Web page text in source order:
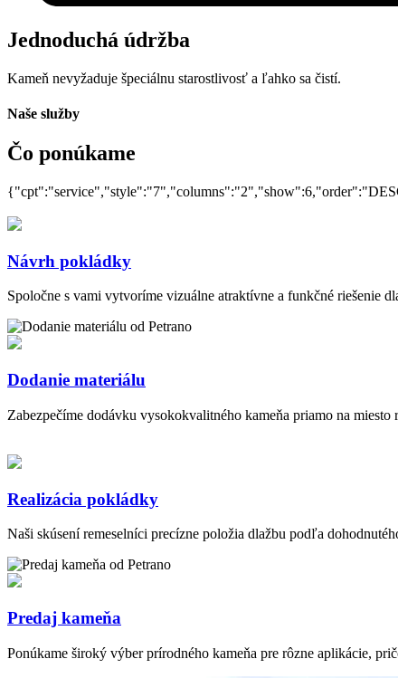
Jednoduchá údržba
Kameň nevyžaduje špeciálnu starostlivosť a ľahko sa čistí.
Naše služby
Čo ponúkame
Návrh pokládky
Spoločne s vami vytvoríme vizuálne atraktívne a funkčné riešenie
Dodanie materiálu
Zabezpečíme dodávku vysokokvalitného kameňa priamo na miesto
Realizácia pokládky
Naši skúsení remeselníci precízne položia dlažbu podľa
Predaj kameňa
Ponúkame široký výber prírodného kameňa pre rôzne aplikácie,